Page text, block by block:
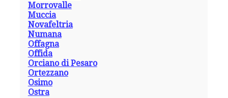
Morrovalle
Muccia
Novafeltria
Numana
Offagna
Offida
Orciano di Pesaro
Ortezzano
Osimo
Ostra